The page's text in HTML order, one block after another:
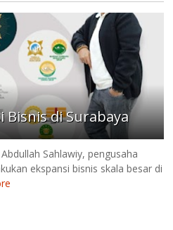
Bisnis di Surabaya
Sahlawiy, pengusaha
ekspansi bisnis skala besar di